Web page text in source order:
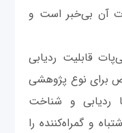
آن بی‌خبر است و
قابلیت ردیابی
نوع پژوهشی
ردیابی و شناخت
و گمراه‌کننده را